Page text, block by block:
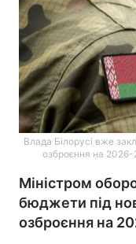
Влада Білорусі вже
озброєння на
Міністром
бюджети під
озброєння на